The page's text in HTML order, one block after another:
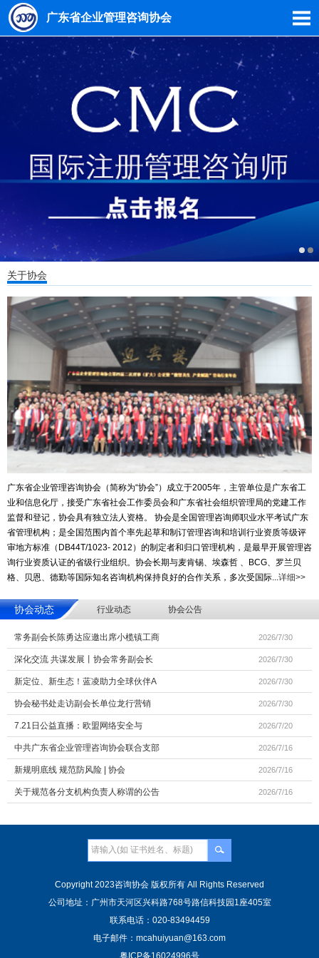
广东省企业管理咨询协会
关于协会
广东省企业管理咨询协会（简称为“协会”）成立于2005年，主管单位是广东省工
业和信息化厅，接受广东省社会工作委员会和广东省社会组织管理局的党建工作
监督和登记，协会具有独立法人资格。 协会是全国管理咨询师职业水平考试广东
省管理机构；是全国范围内首个率先起草和制订管理咨询和培训行业资质等级评
审地方标准（DB44T/1023- 2012）的制定者和归口管理机构，是最早开展管理咨
询行业资质认证的省级行业组织。协会长期与麦肯锡、埃森哲 、BCG、罗兰贝
格、贝恩、德勤等国际知名咨询机构保持良好的合作关系，多次受国际...详细>>
协会动态 行业动态 协会公告
常务副会长陈勇达应邀出席小榄镇工商 2026/7/30
深化交流 共谋发展丨协会常务副会长 2026/7/30
新定位、新生态！蓝凌助力全球伙伴A 2026/7/30
协会秘书处走访副会长单位龙行营销 2026/7/30
7.21日公益直播：欧盟网络安全与 2026/7/20
中共广东省企业管理咨询协会联合支部 2026/7/16
新规明底线 规范防风险 | 协会 2026/7/16
关于规范各分支机构负责人称谓的公告 2026/7/16
Copyright 2023咨询协会 版权所有 All Rights Reserved
公司地址：广州市天河区兴科路768号路信科技园1座405室
联系电话：020-83494459
电子邮件：mcahuiyuan@163.com